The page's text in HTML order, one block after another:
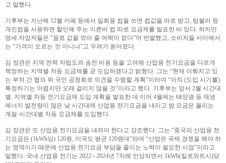
고 말했다.
기후부는 지난해 12월 카페 등에서 일회용 컵을 쓰면 컵값을 따로 받고, 텀블러 등
개인컵을 사용하면 할인해 주는 이른바 컵 따로 요금제를 발표한 바 있다. 하지만
영세 자업자들은 “음료 값을 깎아 줄 여력이 없다”며 반발했고, 소비자들 사이에서
는 “가격이 오르는 것 아니냐”고 우려가 쏟아졌다.
김 장관은 지역 전력 자립도와 송전 비용 등을 고려해 산업용 전기요금을 다르게
책정하는 지역별 차등 요금제를 곧 도입하겠다고 밝혔다. 그는 “현재 이뤄지고 있
는 부처 간 협의 뒤 국민 공청회로 의견을 수렴할 계획”이라며 “아직 (도입 시기를)
특정하기는 어렵지만 오래 걸리지 않을 것”이라고 했다. 기후부는 앞서 2월 시간대
별, 지역별 차등 전기요금제 도입 계획을 발표한 데 이어 4월에는 태양광 등 재생
에너지 발전량이 많은 낮 시간대에 산업용 전기요금을 내리고 밤 요금은 올리는
계절·시간대별 차등 요금제를 도입했다.
김 장관은 또 산업용 전기요금을 내려야 한다고 강조했다. 그는 “중국의 산업용 전
기요금은 (1kWh당) 120원, 미국도 평균 120원대”라며 “산업은 국제 경쟁을 해야 하
는 영역이기 때문에 산업용 전기요금 부담을 줄이는 노력이 필요한 시점”이라고
말했다. 국내 산업용 전기는 2022∼2024년 7차례 인상되면서 1kWh(킬로와트시)당